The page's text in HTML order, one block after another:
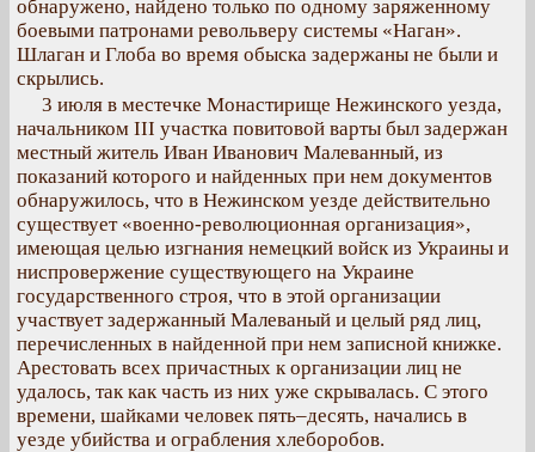
обнаружено, найдено только по одному заряженному
боевыми патронами револьверу системы «Наган».
Шлаган и Глоба во время обыска задержаны не были и
скрылись.
3 июля в местечке Монастирище Нежинского уезда,
начальником ІІІ участка повитовой варты был задержан
местный житель Иван Иванович Малеванный, из
показаний которого и найденных при нем документов
обнаружилось, что в Нежинском уезде действительно
существует «военно-революционная организация»,
имеющая целью изгнания немецкий войск из Украины и
ниспровержение существующего на Украине
государственного строя, что в этой организации
участвует задержанный Малеваный и целый ряд лиц,
перечисленных в найденной при нем записной книжке.
Арестовать всех причастных к организации лиц не
удалось, так как часть из них уже скрывалась. С этого
времени, шайками человек пять–десять, начались в
уезде убийства и ограбления хлеборобов.